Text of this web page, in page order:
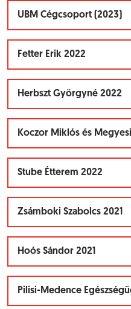
UBM Cégcsoport (2023)
Fetter Erik 2022
Herbszt Györgyné 2022
Koczor Miklós és
Stube Étterem 2022
Zsámboki Szabolcs 2021
Hoós Sándor 2021
Pilisi-Medence